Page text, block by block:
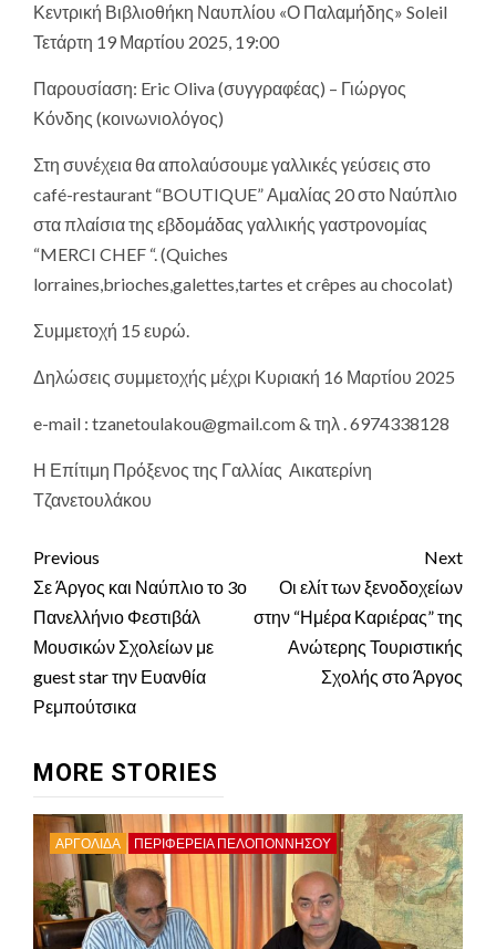
Κεντρική Βιβλιοθήκη Ναυπλίου «Ο Παλαμήδης» Soleil
Τετάρτη 19 Μαρτίου 2025, 19:00
Παρουσίαση: Eric Oliva (συγγραφέας) – Γιώργος
Κόνδης (κοινωνιολόγος)
Στη συνέχεια θα απολαύσουμε γαλλικές γεύσεις στο
café-restaurant “BOUTIQUE” Αμαλίας 20 στο Ναύπλιο
στα πλαίσια της εβδομάδας γαλλικής γαστρονομίας
“MERCI CHEF “. (Quiches
lorraines,brioches,galettes,tartes et crêpes au chocolat)
Συμμετοχή 15 ευρώ.
Δηλώσεις συμμετοχής μέχρι Κυριακή 16 Μαρτίου 2025
e-mail : tzanetoulakou@gmail.com & τηλ . 6974338128
Η Επίτιμη Πρόξενος της Γαλλίας Αικατερίνη
Τζανετουλάκου
Continue
Reading
Previous
Σε Άργος και Ναύπλιο το 3ο
Πανελλήνιο Φεστιβάλ
Μουσικών Σχολείων με
guest star την Ευανθία
Ρεμπούτσικα
Next
Οι ελίτ των ξενοδοχείων
στην “Ημέρα Καριέρας” της
Ανώτερης Τουριστικής
Σχολής στο Άργος
MORE STORIES
ΑΡΓΟΛΙΔΑ ΠΕΡΙΦΈΡΕΙΑ ΠΕΛΟΠΟΝΝΉΣΟΥ